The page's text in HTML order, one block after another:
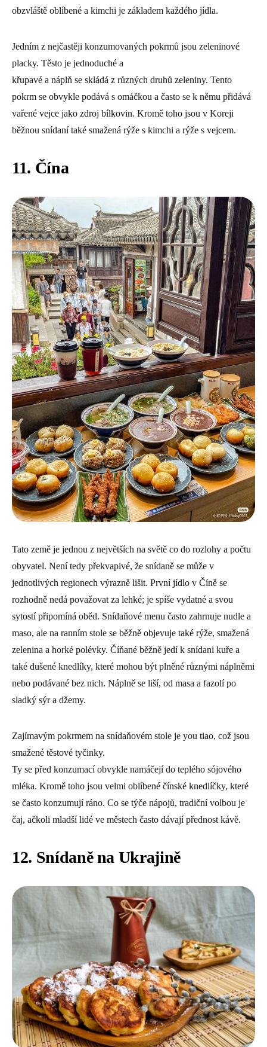
obzvláště oblíbené a kimchi je základem každého jídla.
Jedním z nejčastěji konzumovaných pokrmů jsou zeleninové
placky. Těsto je jednoduché a
křupavé a náplň se skládá z různých druhů zeleniny. Tento
pokrm se obvykle podává s omáčkou a často se k němu přidává
vařené vejce jako zdroj bílkovin. Kromě toho jsou v Koreji
běžnou snídaní také smažená rýže s kimchi a rýže s vejcem.
11. Čína
Tato země je jednou z největších na světě co do rozlohy a počtu
obyvatel. Není tedy překvapivé, že snídaně se může v
jednotlivých regionech výrazně lišit. První jídlo v Číně se
rozhodně nedá považovat za lehké; je spíše vydatné a svou
sytostí připomíná oběd. Snídaňové menu často zahrnuje nudle a
maso, ale na ranním stole se běžně objevuje také rýže, smažená
zelenina a horké polévky. Číňané běžně jedí k snídani kuře a
také dušené knedlíky, které mohou být plněné různými náplněmi
nebo podávané bez nich. Náplně se liší, od masa a fazolí po
sladký sýr a džemy.
Zajímavým pokrmem na snídaňovém stole je you tiao, což jsou
smažené těstové tyčinky.
Ty se před konzumací obvykle namáčejí do teplého sójového
mléka. Kromě toho jsou velmi oblíbené čínské knedlíčky, které
se často konzumují ráno. Co se týče nápojů, tradiční volbou je
čaj, ačkoli mladší lidé ve městech často dávají přednost kávě.
12. Snídaně na Ukrajině